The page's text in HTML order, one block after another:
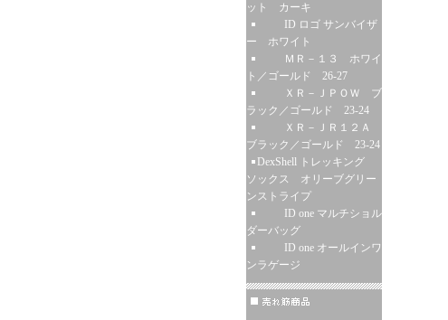
ット カーキ
ID ロゴ サンバイザ
ー ホワイト
ＭＲ－１３ ホワイ
ト／ゴールド 26-27
ＸＲ－ＪＰＯＷ ブ
ラック／ゴールド 23-24
ＸＲ－ＪＲ１２Ａ
ブラック／ゴールド 23-24
DexShell トレッキング
ソックス オリーブグリー
ンストライプ
ID one マルチショル
ダーバッグ
ID one オールインワ
ンラゲージ